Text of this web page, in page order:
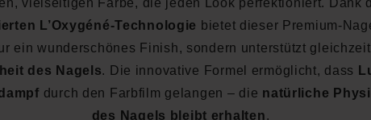
L’Oxygéné-Technologie bietet dieser Premium-
ein wunderschönes Finish, sondern unterstützt
des Nagels. Die innovative Formel ermöglicht, dass
durch den Farbfilm gelangen – die natürliche
des Nagels bleibt erhalten.